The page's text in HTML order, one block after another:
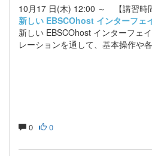
10月17 日(木) 12:00 ～ 【講習時
新しい EBSCOhost インターフェ
新しい EBSCOhost インターフェ
レーションを通して、基本操作や
0 0